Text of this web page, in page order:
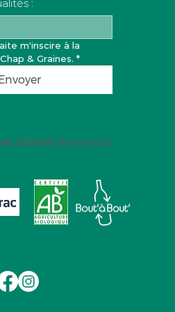
:
m'inscire à la
& Graines. *
Envoyer
et formé à la